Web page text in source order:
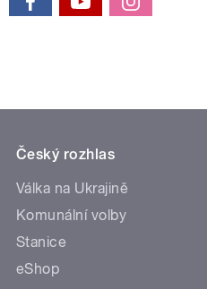
Český rozhlas
Válka na Ukrajině
Komunální volby
Stanice
eShop